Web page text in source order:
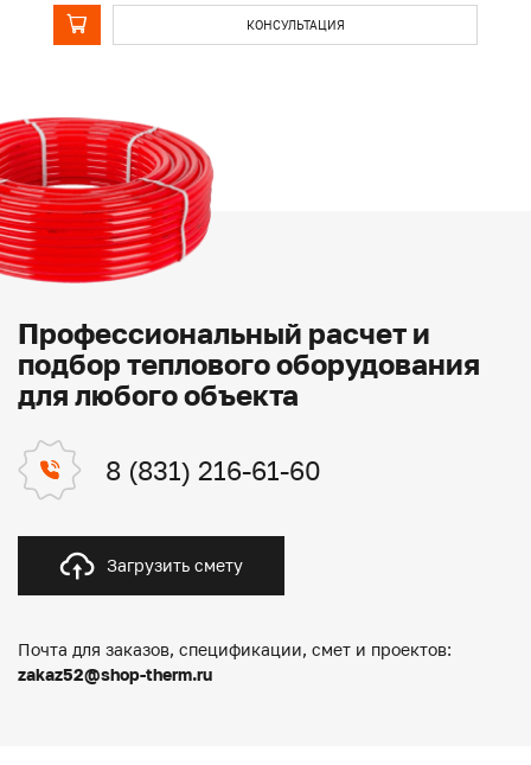
КОНСУЛЬТАЦИЯ
Профессиональный расчет и
подбор теплового оборудования
для любого объекта
8 (831) 216-61-60
Загрузить смету
Почта для заказов, спецификации, смет и проектов:
zakaz52@shop-therm.ru